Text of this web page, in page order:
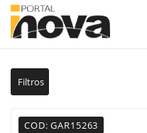
Filtros
COD: GAR15263